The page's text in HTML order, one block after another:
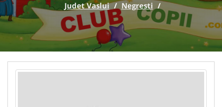
Judet Vaslui / Negresti /